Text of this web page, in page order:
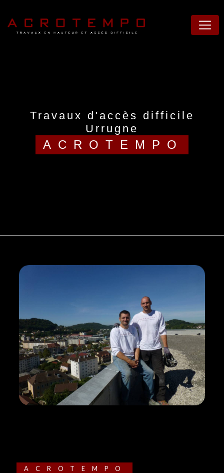
travaux d'accès difficile
Urrugne
ACROTEMPO
ACROTEMPO